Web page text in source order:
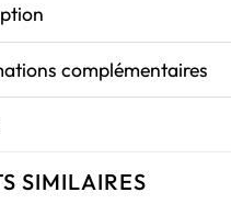
complémentaires
SIMILAIRES